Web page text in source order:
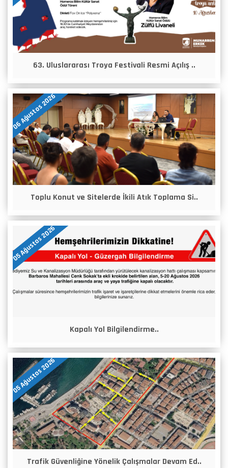
63. Uluslararası Troya Festivali Resmi Açılış ..
06 Ağustos 2026
Toplu Konut ve Sitelerde İkili Atık Toplama Si..
05 Ağustos 2026
Kapalı Yol Bilgilendirme..
05 Ağustos 2026
Trafik Güvenliğine Yönelik Çalışmalar Devam Ed..